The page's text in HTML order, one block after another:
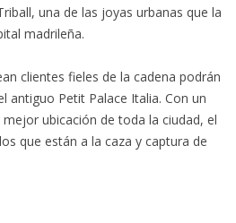
una de las joyas urbanas que la
madrileña.
clientes fieles de la cadena podrán
antiguo Petit Palace Italia. Con un
ubicación de toda la ciudad, el
que están a la caza y captura de